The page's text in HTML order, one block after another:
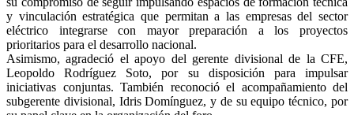
y vinculación estratégica que permitan a las empresas del sector
eléctrico integrarse con mayor preparación a los proyectos
prioritarios para el desarrollo nacional.
Asimismo, agradeció el apoyo del gerente divisional de la CFE,
Leopoldo Rodríguez Soto, por su disposición para impulsar
iniciativas conjuntas. También reconoció el acompañamiento del
subgerente divisional, Idris Domínguez, y de su equipo técnico, por